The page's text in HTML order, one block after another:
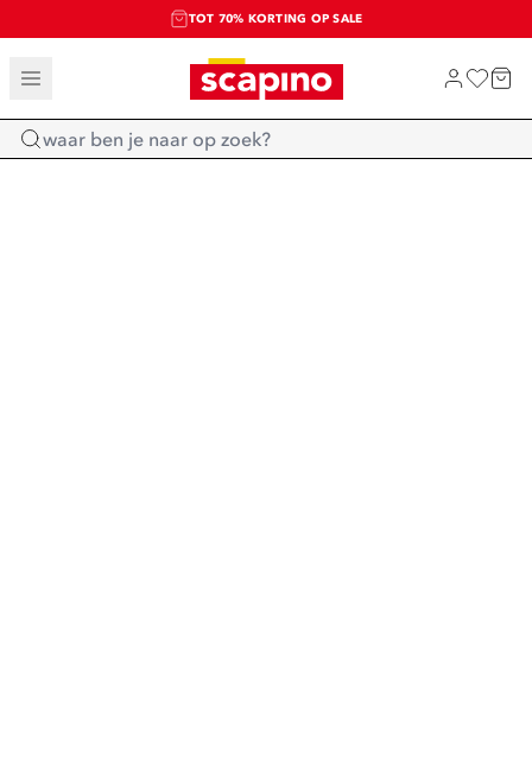
TOT 70% KORTING OP SALE
SALE: LAATSTE KANS!
SHOP NIEUW
Home